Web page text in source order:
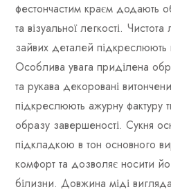
фестончастим краєм додають
та візуальної легкості. Чистота
зайвих деталей
Особлива увага приділена
та рукава декоровані
підкреслюють ажурну фактуру
образу завершеності. Сукня
підкладкою в тон основного
комфорт та дозволяє носити
білизни. Довжина міді